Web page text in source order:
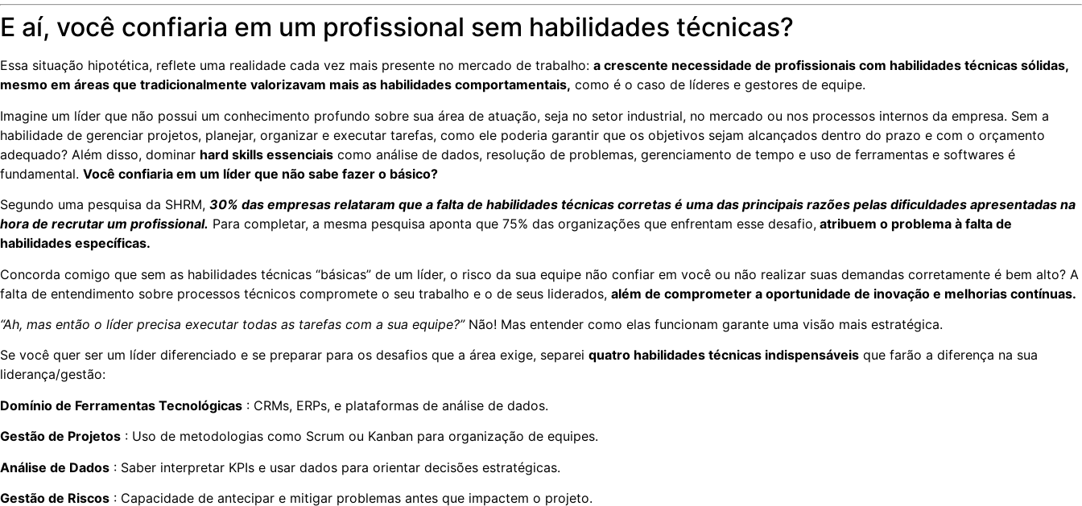
E aí, você confiaria em um profissional sem habilidades técnicas?
Essa situação hipotética, reflete uma realidade cada vez mais presente no mercado de trabalho: a crescente necessidade de profissionais com habilidades técnicas sólidas,
mesmo em áreas que tradicionalmente valorizavam mais as habilidades comportamentais, como é o caso de líderes e gestores de equipe.
Imagine um líder que não possui um conhecimento profundo sobre sua área de atuação, seja no setor industrial, no mercado ou nos processos internos da empresa. Sem a
habilidade de gerenciar projetos, planejar, organizar e executar tarefas, como ele poderia garantir que os objetivos sejam alcançados dentro do prazo e com o orçamento
adequado? Além disso, dominar hard skills essenciais como análise de dados, resolução de problemas, gerenciamento de tempo e uso de ferramentas e softwares é
fundamental. Você confiaria em um líder que não sabe fazer o básico?
Segundo uma pesquisa da SHRM, 30% das empresas relataram que a falta de habilidades técnicas corretas é uma das principais razões pelas dificuldades apresentadas na
hora de recrutar um profissional. Para completar, a mesma pesquisa aponta que 75% das organizações que enfrentam esse desafio, atribuem o problema à falta de
habilidades específicas.
Concorda comigo que sem as habilidades técnicas “básicas” de um líder, o risco da sua equipe não confiar em você ou não realizar suas demandas corretamente é bem alto? A
falta de entendimento sobre processos técnicos compromete o seu trabalho e o de seus liderados, além de comprometer a oportunidade de inovação e melhorias contínuas.
“Ah, mas então o líder precisa executar todas as tarefas com a sua equipe?” Não! Mas entender como elas funcionam garante uma visão mais estratégica.
Se você quer ser um líder diferenciado e se preparar para os desafios que a área exige, separei quatro habilidades técnicas indispensáveis que farão a diferença na sua
liderança/gestão:
Domínio de Ferramentas Tecnológicas : CRMs, ERPs, e plataformas de análise de dados.
Gestão de Projetos : Uso de metodologias como Scrum ou Kanban para organização de equipes.
Análise de Dados : Saber interpretar KPIs e usar dados para orientar decisões estratégicas.
Gestão de Riscos : Capacidade de antecipar e mitigar problemas antes que impactem o projeto.